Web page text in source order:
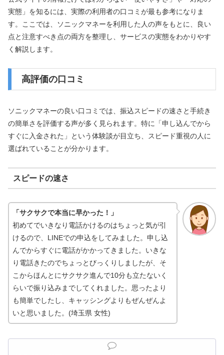
実態」を知るには、実際の利用者の口コミが最も参考になりま
す。ここでは、ソニックマネーを利用した人の声をもとに、良い
点と注意すべき点の両方を整理し、サービスの実態をわかりやす
く解説します。
高評価の口コミ
ソニックマネーの良い口コミでは、振込スピードの速さと手続き
の簡単さを評価する声が多く見られます。特に「申し込んでから
すぐに入金された」という体験談が目立ち、スピード重視の人に
選ばれていることが分かります。
スピードの速さ
「サクサクで本当に早かった！」
初めてでいきなり電話かけるのはちょっと気が引
けるので、LINEでの申込をしてみました。申し込
んでからすぐに電話がかかってきました。いきな
り電話きたのでちょっとびっくりしましたが、そ
こからほんとにサクサク進んで10分も立たないく
らいで振り込みまでしてくれました。思ったより
も簡単でしたし、キャッシングよりもぜんぜんよ
いと思いました。(埼玉県 女性)